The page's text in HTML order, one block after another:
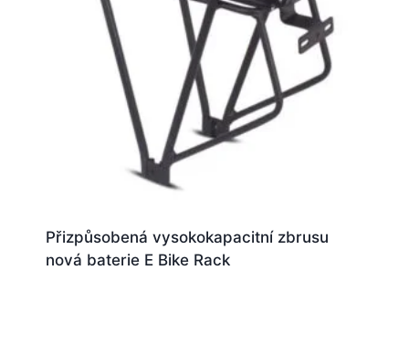
Přizpůsobená vysokokapacitní zbrusu
nová baterie E Bike Rack